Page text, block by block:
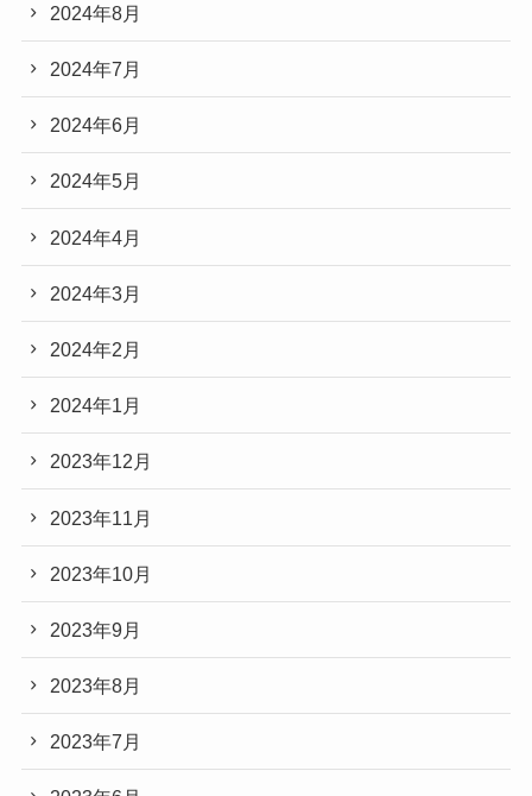
2024年8月
2024年7月
2024年6月
2024年5月
2024年4月
2024年3月
2024年2月
2024年1月
2023年12月
2023年11月
2023年10月
2023年9月
2023年8月
2023年7月